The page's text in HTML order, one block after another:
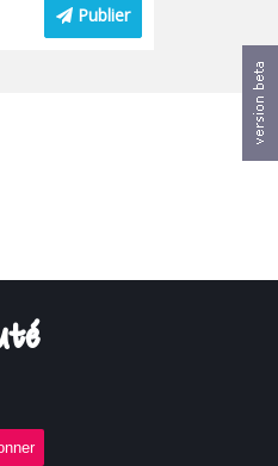
Publier